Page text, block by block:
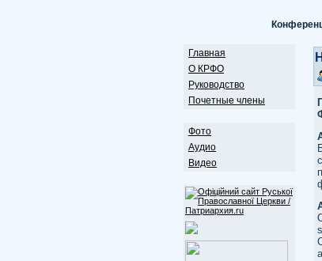
Главная
О КРФО
Руководство
Почетные члены
Фото
Аудио
Видео